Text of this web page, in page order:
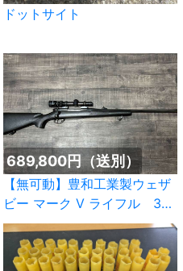
ドットサイト
689,800円（送別）
【無可動】豊和工業製ウェザ
ビー マーク V ライフル 30-
06